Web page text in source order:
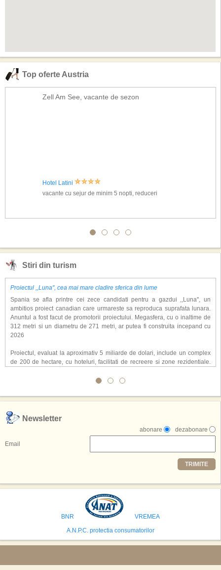
Top oferte Austria
Zell Am See, vacante de sezon
Hotel Latini
vacante cu sejur de minim 5 nopti, reduceri
Stiri din turism
Proiectul ,,Luna'', cea mai mare cladire sferica din lume
Spania se afla printre cei zece candidati pentru a gazdui ,,Luna'', un
ambitios proiect canadian care urmareste sa reproduca suprafata lunara.
Anuntul a fost facut de promotorii proiectului. Megasfera, cu o inaltime de
312 metri si un diametru de 271 metri, ar putea fi construita incepand cu
2026
Proiectul, evaluat la aproximativ 5 miliarde de dolari, include un complex
de 200 de hectare, cu hoteluri, facilitati de recreere si zone rezidentiale.
atragerea a pana la 10 milioane de turisti anual. �Luna� ar putea deveni
exclusiv simularea suprafetei lunare.
,,Credem ca exista sanse mari sa anuntam nu doar o locatie, ci poate mai
multe'', a declarat Michael R. Henderson, cofondator al Moon World
Resorts, citat de Gulf News. Potrivit acestuia, 2026 ar putea deveni un an
decisiv pentru reali zarea proiectului.
Printre celelalte tari care concureaza pentru a gazdui aceasta constructie
se numara Australia, Brazilia, China, Egipt, India, Polonia, Thailanda,
avea cele mai mari sanse de a castiga licitatia. Totusi, Spania, care se
preconizeaza ca va deveni a doua cea mai vizitata tara din lume in 2025,
isi bazeaza oferta pe infrastructura turistica solida si capacitatea hoteliera."
Newsletter
dezabonare
abonare
Email
TRIMITE
BNR
VREMEA
A.N.P.C. protectia consumatorilor